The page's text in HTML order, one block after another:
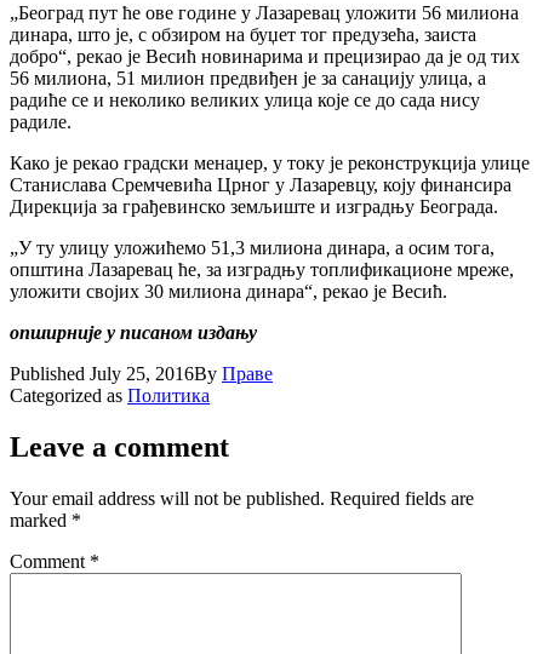
„Београд пут ће ове године у Лазаревац уложити 56 милиона
динара, што је, с обзиром на буџет тог предузећа, заиста
добро“, рекао је Весић новинарима и прецизирао да је од тих
56 милиона, 51 милион предвиђен је за санацију улица, а
радиће се и неколико великих улица које се до сада нису
радиле.
Како је рекао градски менаџер, у току је реконструкција улице
Станислава Сремчевића Црног у Лазаревцу, коју финансира
Дирекција за грађевинско земљиште и изградњу Београда.
„У ту улицу уложићемо 51,3 милиона динара, а осим тога,
општина Лазаревац ће, за изградњу топлификационе мреже,
уложити својих 30 милиона динара“, рекао је Весић.
опширније у писаном издању
Published July 25, 2016By Праве
Categorized as Политика
Leave a comment
Your email address will not be published. Required fields are
marked *
Comment *